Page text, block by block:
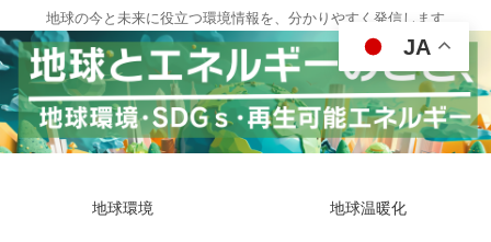
地球の今と未来に役立つ環境情報を、分かりやすく発信します
地球環境 地球温暖化
JA